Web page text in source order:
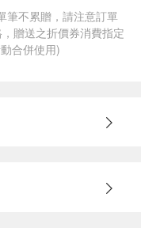
筆不累贈，請注意訂單
贈送之折價券消費指定
合併使用)